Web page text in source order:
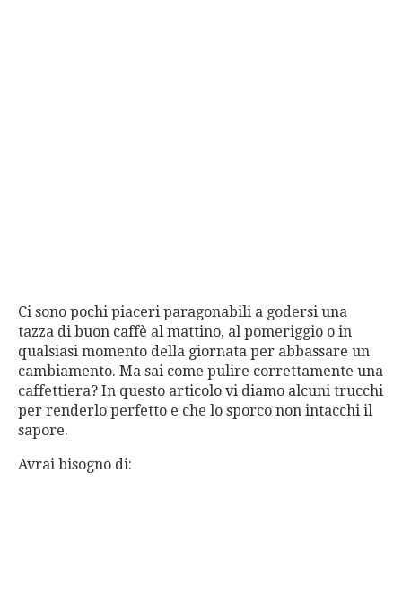
Ci sono pochi piaceri paragonabili a godersi una
tazza di buon caffè al mattino, al pomeriggio o in
qualsiasi momento della giornata per abbassare un
cambiamento. Ma sai come pulire correttamente una
caffettiera? In questo articolo vi diamo alcuni trucchi
per renderlo perfetto e che lo sporco non intacchi il
sapore.
Avrai bisogno di: